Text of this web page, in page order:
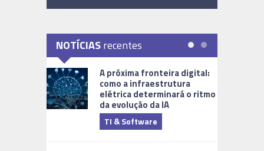
NOTÍCIASrecentes
A próxima fronteira digital:
como a infraestrutura
elétrica determinará o ritmo
da evolução da IA
TI & Software